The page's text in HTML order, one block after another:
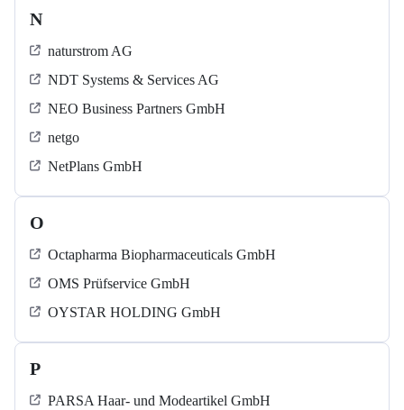
N
naturstrom AG
NDT Systems & Services AG
NEO Business Partners GmbH
netgo
NetPlans GmbH
O
Octapharma Biopharmaceuticals GmbH
OMS Prüfservice GmbH
OYSTAR HOLDING GmbH
P
PARSA Haar- und Modeartikel GmbH